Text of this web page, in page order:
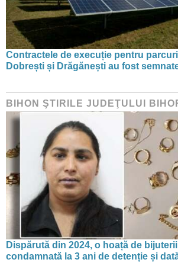
Contractele de execuție pentru
Dobrești și Drăgănești au fost
BIHON ŞTIRILE JUDEŢULUI
Dispărută din 2024, o hoață de
condamnată la 3 ani de detenție și